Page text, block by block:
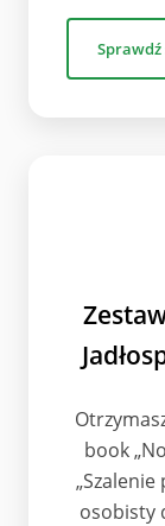
Sprawdź
book
„Szalenie
osobisty